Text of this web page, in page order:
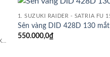
1. SUZUKI RAIDER - SATRIA FU 150 BÌNH XĂNG CON
Sên vàng DID 428D 130 mắt
550.000,0₫